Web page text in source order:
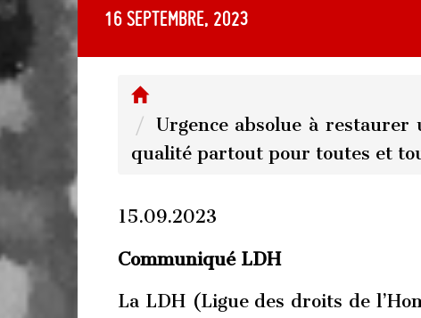
16 septembre, 2023
Urgence absolue à restaurer
qualité partout pour toutes et
15.09.2023
Communiqué LDH
La LDH (Ligue des droits de